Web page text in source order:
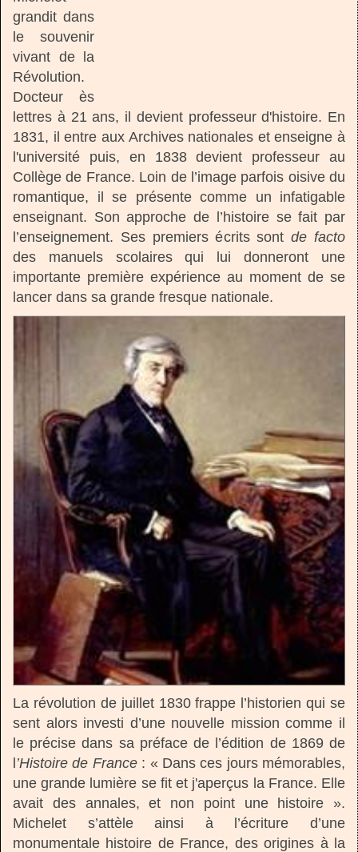
grandit dans
le souvenir
vivant de la
Révolution.
Docteur ès
lettres à 21 ans, il devient professeur d'histoire. En
1831, il entre aux Archives nationales et enseigne à
l'université puis, en 1838 devient professeur au
Collège de France. Loin de l’image parfois oisive du
romantique, il se présente comme un infatigable
enseignant. Son approche de l’histoire se fait par
l’enseignement. Ses premiers écrits sontde facto
des manuels scolaires qui lui donneront une
importante première expérience au moment de se
lancer dans sa grande fresque nationale.
La révolution de juillet 1830 frappe l’historien qui se
sent alors investi d’une nouvelle mission comme il
le précise dans sa préface de l’édition de 1869 de
l’Histoire de France : « Dans ces jours mémorables,
une grande lumière se fit et j'aperçus la France. Elle
avait des annales, et non point une histoire ».
Michelet s’attèle ainsi à l’écriture d’une
monumentale histoire de France, des origines à la